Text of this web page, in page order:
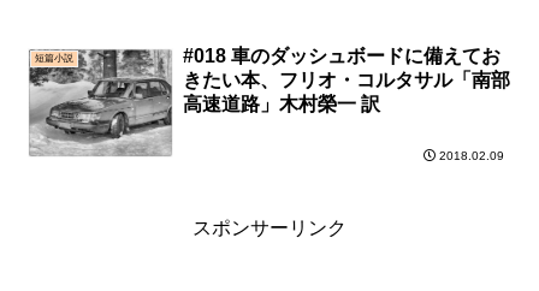
短篇小説
#018 車のダッシュボードに備えてお
きたい本、フリオ・コルタサル「南部
高速道路」木村榮一 訳
2018.02.09
スポンサーリンク